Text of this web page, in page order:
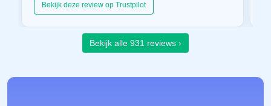
Bekijk deze review op Trustpilot
Bekijk alle 931 reviews ›